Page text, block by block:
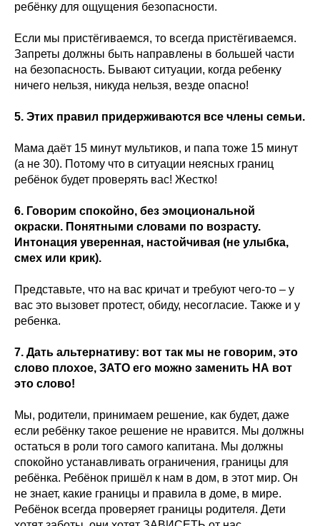
ребёнку для ощущения безопасности.
Если мы пристёгиваемся, то всегда пристёгиваемся.
Запреты должны быть направлены в большей части
на безопасность. Бывают ситуации, когда ребенку
ничего нельзя, никуда нельзя, везде опасно!
5. Этих правил придерживаются все члены семьи.
Мама даёт 15 минут мультиков, и папа тоже 15 минут
(а не 30). Потому что в ситуации неясных границ
ребёнок будет проверять вас! Жестко!
6. Говорим спокойно, без эмоциональной
окраски. Понятными словами по возрасту.
Интонация уверенная, настойчивая (не улыбка,
смех или крик).
Представьте, что на вас кричат и требуют чего-то – у
вас это вызовет протест, обиду, несогласие. Также и у
ребенка.
7. Дать альтернативу: вот так мы не говорим, это
слово плохое, ЗАТО его можно заменить НА вот
это слово!
Мы, родители, принимаем решение, как будет, даже
если ребёнку такое решение не нравится. Мы должны
остаться в роли того самого капитана. Мы должны
спокойно устанавливать ограничения, границы для
ребёнка. Ребёнок пришёл к нам в дом, в этот мир. Он
не знает, какие границы и правила в доме, в мире.
Ребёнок всегда проверяет границы родителя. Дети